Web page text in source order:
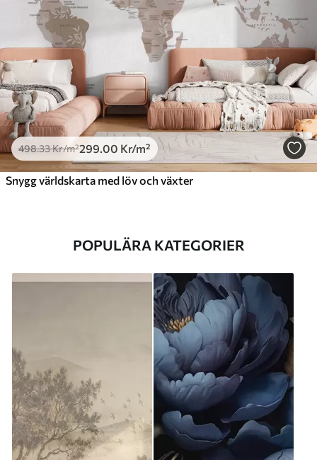
498.33Kr/m²299.00 Kr/m²
Snygg världskarta med löv och växter
POPULÄRA KATEGORIER